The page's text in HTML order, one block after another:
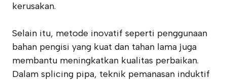
kerusakan.
Selain itu, metode inovatif seperti penggunaan
bahan pengisi yang kuat dan tahan lama juga
membantu meningkatkan kualitas perbaikan.
Dalam splicing pipa, teknik pemanasan induktif